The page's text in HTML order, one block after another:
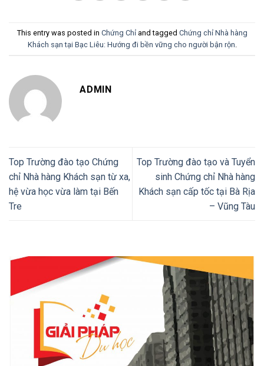
This entry was posted in Chứng Chỉand tagged Chứng chỉ Nhà hàng
Khách sạn tại Bạc Liêu: Hướng đi bền vững cho người bận rộn
ADMIN
Top Trường đào tạo Chứng
chỉ Nhà hàng Khách sạn từ xa,
hệ vừa học vừa làm tại Bến
Tre
Top Trường đào tạo và Tuyển
sinh Chứng chỉ Nhà hàng
Khách sạn cấp tốc tại Bà Rịa
– Vũng Tàu